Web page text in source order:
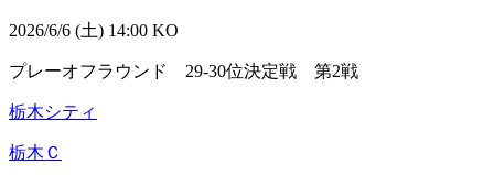
2026/6/6 (土) 14:00 KO
プレーオフラウンド 29-30位決定戦 第2戦
栃木シティ
栃木Ｃ